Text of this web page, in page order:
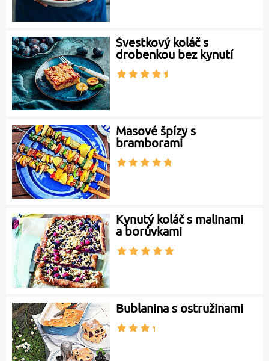
Švestkový koláč s
drobenkou bez kynutí
Masové špízy s
bramborami
Kynutý koláč s malinami
a borůvkami
Bublanina s ostružinami